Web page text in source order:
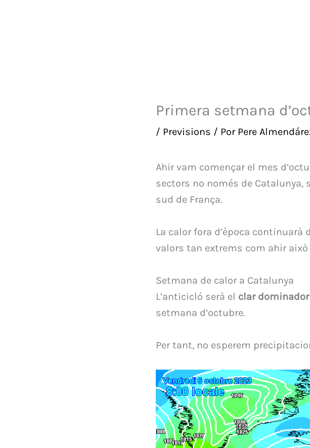
Primera setmana
/ Previsions / Por Pere
Ahir vam començar el mes
sectors no només de
sud de França.
La calor fora d’època
valors tan extrems com ahir això
Setmana de calor a Catalunya
L’anticicló serà el clar
setmana d’octubre.
Per tant, no esperem